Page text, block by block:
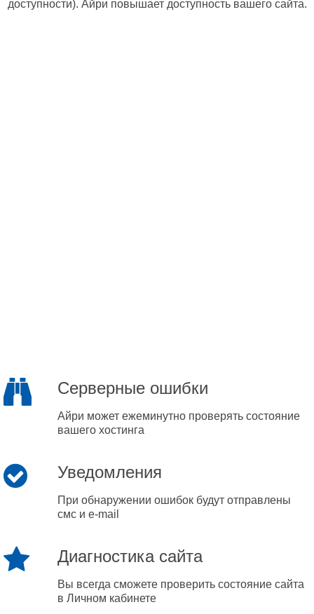
доступности). Айри повышает доступность вашего сайта.
Серверные ошибки
Айри может ежеминутно проверять состояние
вашего хостинга
Уведомления
При обнаружении ошибок будут отправлены
смс и e-mail
Диагностика сайта
Вы всегда сможете проверить состояние сайта
в Личном кабинете